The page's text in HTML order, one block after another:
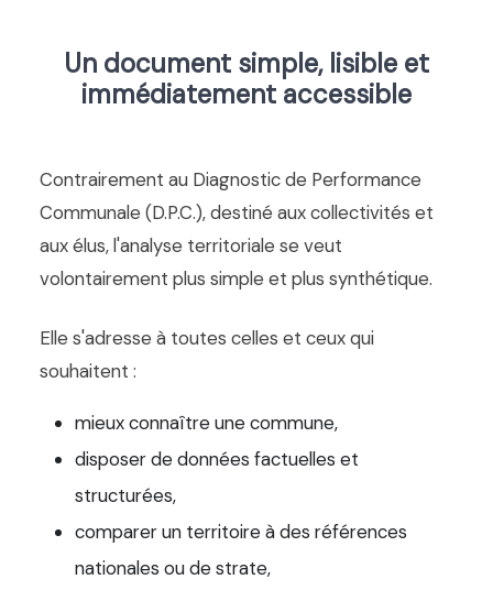
Un document simple, lisible et
immédiatement accessible
Contrairement au Diagnostic de Performance
Communale (D.P.C.), destiné aux collectivités et
aux élus, l'analyse territoriale se veut
volontairement plus simple et plus synthétique.
Elle s'adresse à toutes celles et ceux qui
souhaitent :
mieux connaître une commune,
disposer de données factuelles et
structurées,
comparer un territoire à des références
nationales ou de strate,